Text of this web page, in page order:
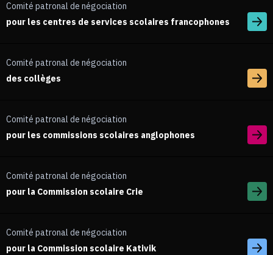
Comité patronal de négociation
pour les centres de services scolaires francophones
Comité patronal de négociation
des collèges
Comité patronal de négociation
pour les commissions scolaires anglophones
Comité patronal de négociation
pour la Commission scolaire Crie
Comité patronal de négociation
pour la Commission scolaire Kativik